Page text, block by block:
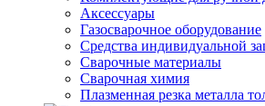
Аксессуары
Газосварочное оборудование
Средства индивидуальной
Сварочные материалы
Сварочная химия
Плазменная резка металла